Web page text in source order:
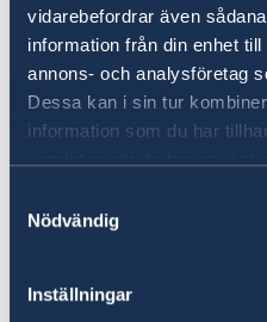
vidarebefordrar även
information från din enhet
annons- och analysföretag
Dessa kan i sin tur
information som du har
Nödvändig
Inställningar
Basic information
Sweden
Basic information
available here. In
conditions also apply
drop-down list.